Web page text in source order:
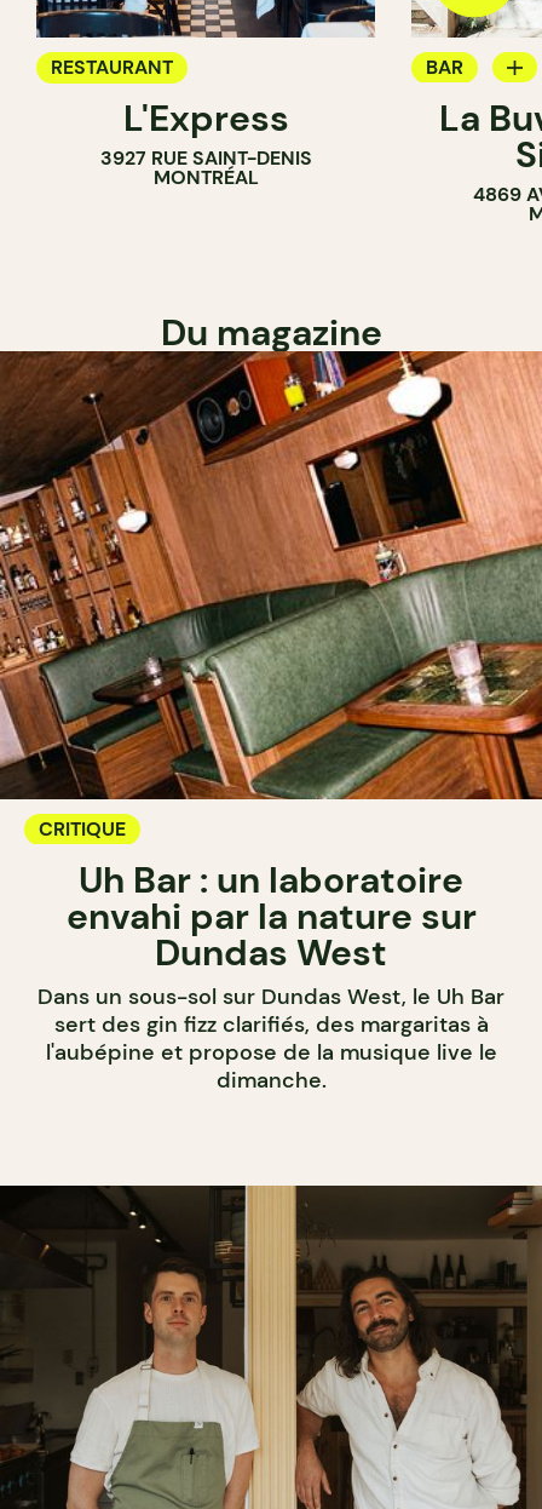
RESTAURANT
L'Express
3927 RUE SAINT-DENIS
MONTRÉAL
BAR
BAR À VIN
La
4869
Du magazine
CRITIQUE
Uh Bar : un laboratoire
envahi par la nature sur
Dundas West
Dans un sous-sol sur Dundas West, le Uh Bar
sert des gin fizz clarifiés, des margaritas à
l'aubépine et propose de la musique live le
dimanche.